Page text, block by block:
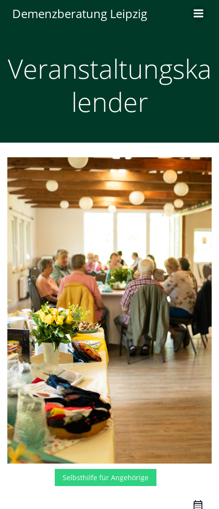
Inhalt
Demenzberatung Leipzig
Veranstaltungska
lender
Selbsthilfe für Angehörige